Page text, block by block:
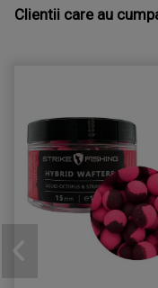
Clientii care au